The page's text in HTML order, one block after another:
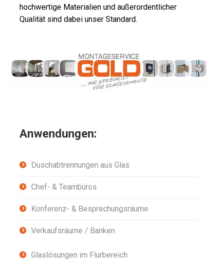
hochwertige Materialien und außerordentlicher
Qualität sind dabei unser Standard.
Anwendungen:
Duschabtrennungen aus Glas
Chef- & Teambüros
Konferenz- & Besprechungsräume
Verkaufsräume / Banken
Glaslösungen im Flurbereich